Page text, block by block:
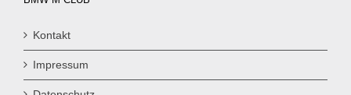
Kontakt
Impressum